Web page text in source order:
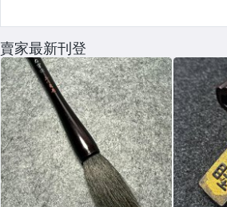
賣家最新刊登